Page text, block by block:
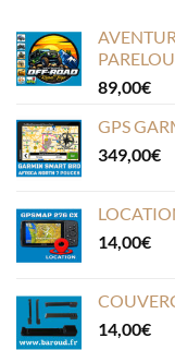
89,00€
GPS
349,00€
14,00€
14,00€